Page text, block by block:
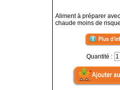
Aliment à préparer
chaude moins de
Quantité :